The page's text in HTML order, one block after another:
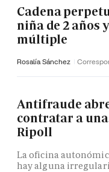
Cadena
niña de 2 años
múltiple
Rosalía Sánchez
Antifraude
contratar a
Ripoll
La oficina
hay alguna